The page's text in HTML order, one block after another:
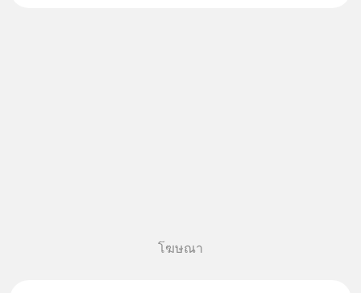
โฆษณา